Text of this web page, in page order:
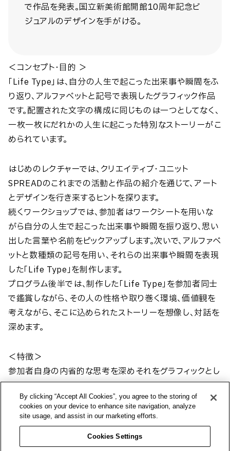
で作品を発表。国立新美術館開館10周年記念ビ
ジュアルのデザインを手がける。
＜コンセプト・目的 ＞
「Life Type」は、自分の人生で起こった出来事や瞬間をふ
り返り、アルファベットと記号で表現したグラフィック作品
です。配置された文字の構成に同じものは一つとしてなく、
一枚一枚にだれかの人生に起こった特別なストーリーがこ
められています。
はじめのレクチャーでは、クリエイティブ・ユニット
SPREADのこれまでの活動と作品の紹介を通じて、アート
とデザインを行き来するヒントを探ります。
続くワークショップでは、参加者はワークシートを用いな
がら自分の人生で起こった出来事や瞬間を振り返り、思い
出した言葉や名前をピックアップします。次いで、アルファベ
ットと数種類の記号を用い、それらの出来事や瞬間を表現
した「Life Type」を制作します。
プログラム後半では、制作した「Life Type」を参加者同士
で鑑賞しながら、その人の性格や取り巻く環境、価値観を
考えながら、そこに込められたストーリーを想像し、対話を
深めます。
＜特徴＞
参加者自身の内省的な思考を深めそれをグラフィックとし
て表現していく、自由で柔軟な想像を促すプログラムです。
過去を振り返るだけではなく現在や将来にも視点を向け
ながら進むワークショップでは、自分自身についてはもち
ろん、対話を通じて参加者の間にも発見や驚きが生まれ、
価値観の多様性を感じながら他者への関心・理解を進め
By clicking “Accept All Cookies”, you agree to the storing of
cookies on your device to enhance site navigation, analyze
site usage, and assist in our marketing efforts.
Cookies Settings